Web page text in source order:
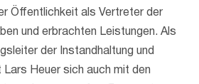
Öffentlichkeit als Vertreter der
und erbrachten Leistungen. Als
der Instandhaltung und
Lars Heuer sich auch mit den